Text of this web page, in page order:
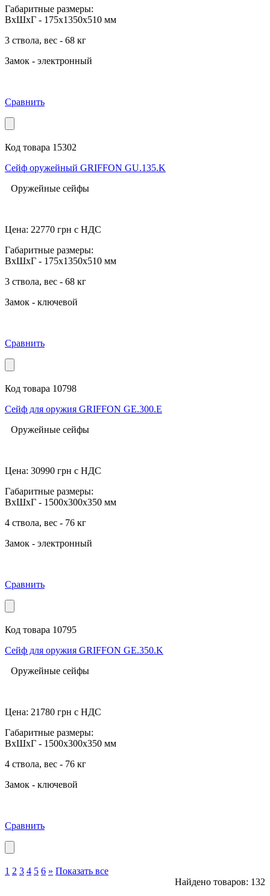
Габаритные размеры:
ВхШхГ - 175x1350x510 мм
3 ствола, вес - 68 кг
Замок - электронный
Сравнить
Код товара 15302
Сейф оружейный GRIFFON GU.135.K
Оружейные сейфы
Цена: 22770 грн с НДС
Габаритные размеры:
ВхШхГ - 175x1350x510 мм
3 ствола, вес - 68 кг
Замок - ключевой
Сравнить
Код товара 10798
Сейф для оружия GRIFFON GE.300.E
Оружейные сейфы
Цена: 30990 грн с НДС
Габаритные размеры:
ВхШхГ - 1500x300x350 мм
4 ствола, вес - 76 кг
Замок - электронный
Сравнить
Код товара 10795
Сейф для оружия GRIFFON GE.350.K
Оружейные сейфы
Цена: 21780 грн с НДС
Габаритные размеры:
ВхШхГ - 1500x300x350 мм
4 ствола, вес - 76 кг
Замок - ключевой
Сравнить
1 2 3 4 5 6 » Показать все
Найдено товаров: 132